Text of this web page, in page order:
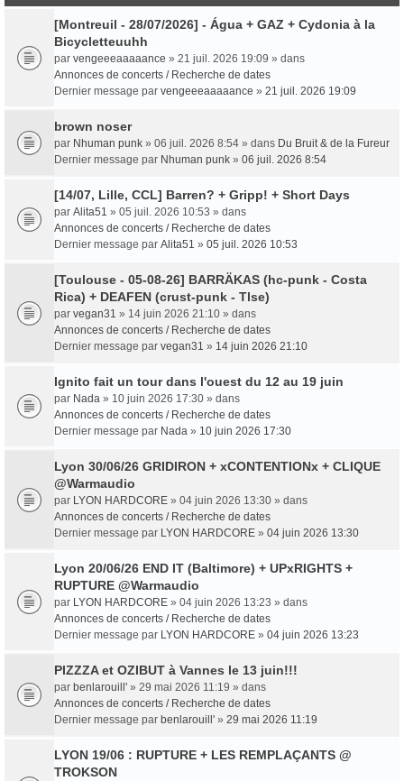
[Montreuil - 28/07/2026] - Água + GAZ + Cydonia à la
Bicycletteuuhh
par vengeeeaaaaance » 21 juil. 2026 19:09 » dans
Annonces de concerts / Recherche de dates
Dernier message par vengeeeaaaaance » 21 juil. 2026 19:09
brown noser
par Nhuman punk » 06 juil. 2026 8:54 » dans Du Bruit & de la Fureur
Dernier message par Nhuman punk » 06 juil. 2026 8:54
[14/07, Lille, CCL] Barren? + Gripp! + Short Days
par Alita51 » 05 juil. 2026 10:53 » dans
Annonces de concerts / Recherche de dates
Dernier message par Alita51 » 05 juil. 2026 10:53
[Toulouse - 05-08-26] BARRÄKAS (hc-punk - Costa
Rica) + DEAFEN (crust-punk - Tlse)
par vegan31 » 14 juin 2026 21:10 » dans
Annonces de concerts / Recherche de dates
Dernier message par vegan31 » 14 juin 2026 21:10
Ignito fait un tour dans l'ouest du 12 au 19 juin
par Nada » 10 juin 2026 17:30 » dans
Annonces de concerts / Recherche de dates
Dernier message par Nada » 10 juin 2026 17:30
Lyon 30/06/26 GRIDIRON + xCONTENTIONx + CLIQUE
@Warmaudio
par LYON HARDCORE » 04 juin 2026 13:30 » dans
Annonces de concerts / Recherche de dates
Dernier message par LYON HARDCORE » 04 juin 2026 13:30
Lyon 20/06/26 END IT (Baltimore) + UPxRIGHTS +
RUPTURE @Warmaudio
par LYON HARDCORE » 04 juin 2026 13:23 » dans
Annonces de concerts / Recherche de dates
Dernier message par LYON HARDCORE » 04 juin 2026 13:23
PIZZZA et OZIBUT à Vannes le 13 juin!!!
par benlarouill' » 29 mai 2026 11:19 » dans
Annonces de concerts / Recherche de dates
Dernier message par benlarouill' » 29 mai 2026 11:19
LYON 19/06 : RUPTURE + LES REMPLAÇANTS @
TROKSON